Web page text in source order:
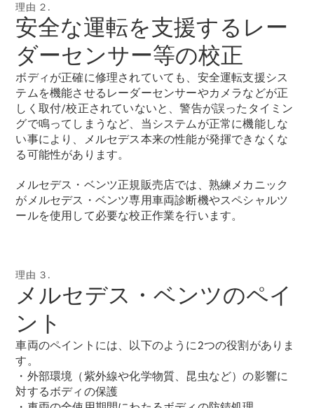
Stationwagon
CLA
Shooting
Brake
New
CLA
Shooting
Brake
New
C-Class
C-Class All-
Terrain
E-Class
試乗リクエ
スト
オンライン
ショールー
Compact
理由 ２.
安全な運転を支援するレー
ダーセンサー等の校正
ボディが正確に修理されていても、安全運転支援シス
テムを機能させるレーダーセンサーやカメラなどが正
しく取付/校正されていないと、警告が誤ったタイミン
グで鳴ってしまうなど、当システムが正常に機能しな
い事により、メルセデス本来の性能が発揮できなくな
る可能性があります。
メルセデス・ベンツ正規販売店では、熟練メカニック
がメルセデス・ベンツ専用車両診断機やスペシャルツ
ールを使用して必要な校正作業を行います。
理由 ３.
メルセデス・ベンツのペイ
ント
車両のペイントには、以下のように2つの役割がありま
す。
・外部環境（紫外線や化学物質、昆虫など）の影響に
対するボディの保護